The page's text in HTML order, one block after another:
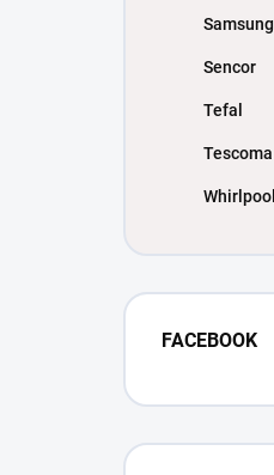
Samsung
Sencor
Tefal
Tescoma
Whirlpool
FACEBOOK